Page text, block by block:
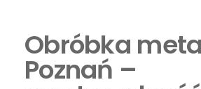
Obróbka
Poznań –